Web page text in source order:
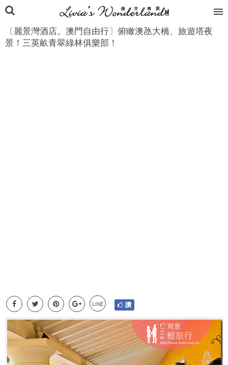
〔麗景灣酒店。澳門自由行〕俯瞰澳氹大橋、旅遊塔夜
景！三英畝青翠綠林俱樂部！
LINE 讚